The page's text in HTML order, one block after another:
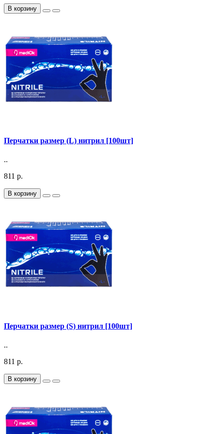
В корзину
Перчатки размер (L) нитрил [100шт]
..
811 р.
В корзину
Перчатки размер (S) нитрил [100шт]
..
811 р.
В корзину